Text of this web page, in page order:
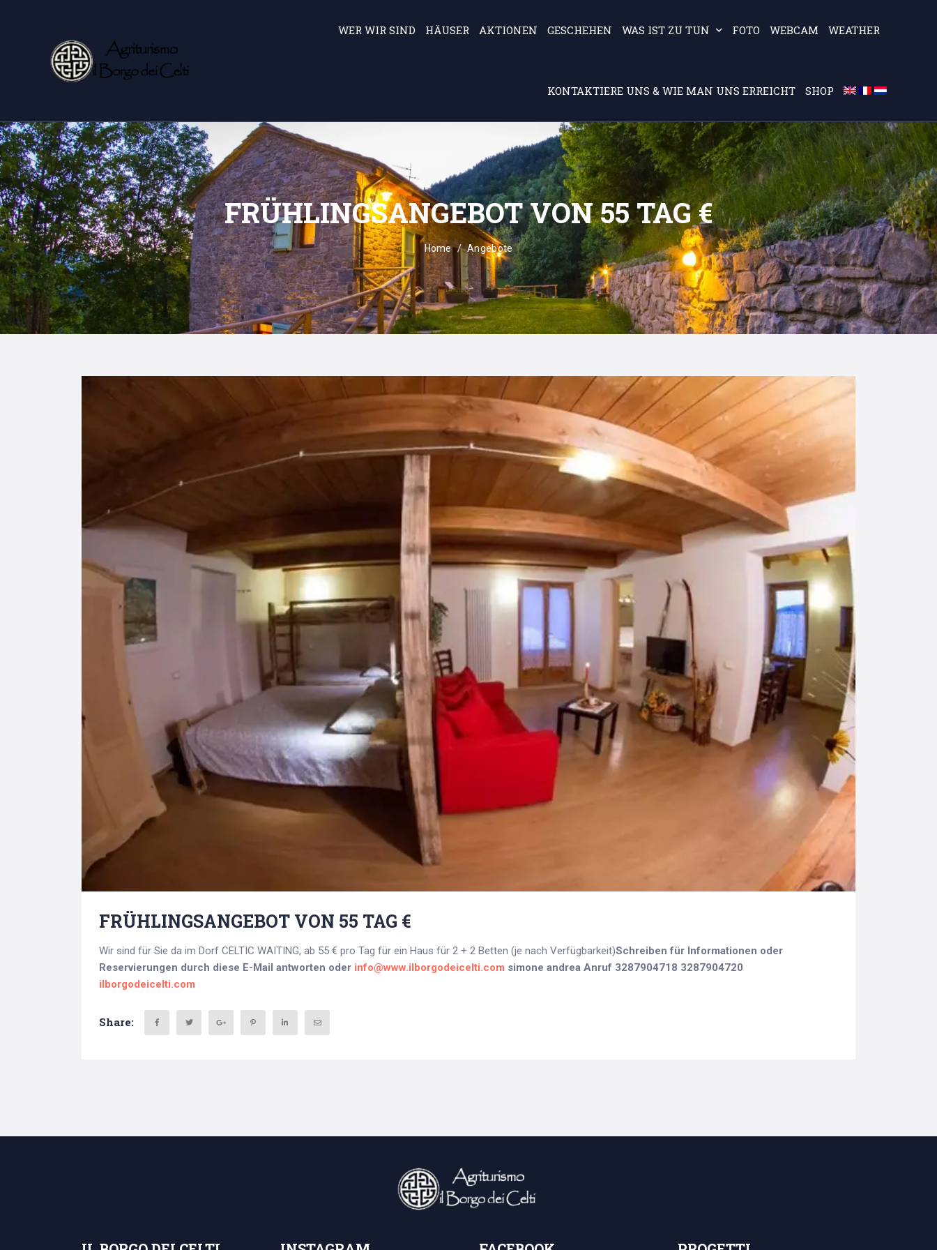
WER WIR SIND HÄUSER AKTIONEN GESCHEHEN WAS IST ZU TUN FOTO WEBCAM WEATHER
KONTAKTIERE UNS & WIE MAN UNS ERREICHT SHOP
FRÜHLINGSANGEBOT VON 55 TAG €
Home Angebote
FRÜHLINGSANGEBOT VON 55 TAG €
Wir sind für Sie da im Dorf CELTIC WAITING, ab 55 € pro Tag für ein Haus für 2 + 2 Betten (je nach Verfügbarkeit)Schreiben für Informationen oder
Reservierungen durch diese E-Mail antworten oder info@www.ilborgodeicelti.com simone andrea Anruf 3287904718 3287904720
ilborgodeicelti.com
Share:
Search
for: